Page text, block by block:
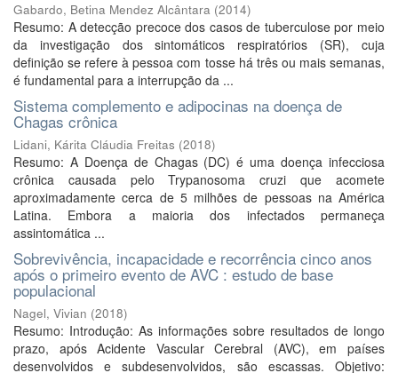
Gabardo, Betina Mendez Alcântara (2014)
Resumo: A detecção precoce dos casos de tuberculose por meio
da investigação dos sintomáticos respiratórios (SR), cuja
definição se refere à pessoa com tosse há três ou mais semanas,
é fundamental para a interrupção da ...
Sistema complemento e adipocinas na doença de
Chagas crônica
Lidani, Kárita Cláudia Freitas (2018)
Resumo: A Doença de Chagas (DC) é uma doença infecciosa
crônica causada pelo Trypanosoma cruzi que acomete
aproximadamente cerca de 5 milhões de pessoas na América
Latina. Embora a maioria dos infectados permaneça
assintomática ...
Sobrevivência, incapacidade e recorrência cinco anos
após o primeiro evento de AVC : estudo de base
populacional
Nagel, Vivian (2018)
Resumo: Introdução: As informações sobre resultados de longo
prazo, após Acidente Vascular Cerebral (AVC), em países
desenvolvidos e subdesenvolvidos, são escassas. Objetivo: